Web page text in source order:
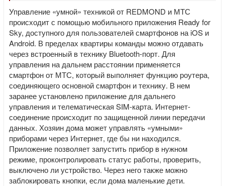
Управление «умной» техникой от REDMOND и МТС
происходит с помощью мобильного приложения Ready for
Sky, доступного для пользователей смартфонов на iOS и
Android. В пределах квартиры команды можно отдавать
через встроенный в технику Bluetooth-порт. Для
управления на дальнем расстоянии применяется
смартфон от МТС, который выполняет функцию роутера,
соединяющего основной смартфон и технику. В нем
заранее установлено приложение для дальнего
управления и телематическая SIM-карта. Интернет-
соединение происходит по защищенной линии передачи
данных. Хозяин дома может управлять «умными»
приборами через Интернет, где бы ни находился.
Приложение позволяет запустить прибор в нужном
режиме, проконтролировать статус работы, проверить,
выключено ли устройство. Через него также можно
заблокировать кнопки, если дома маленькие дети.